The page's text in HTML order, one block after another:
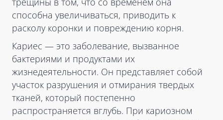
способна увеличиваться, приводить к
расколу коронки и повреждению корня.
Кариес — это заболевание, вызванное
бактериями и продуктами их
жизнедеятельности. Он представляет собой
участок разрушения и отмирания твердых
тканей, который постепенно
распространяется вглубь. При кариозном